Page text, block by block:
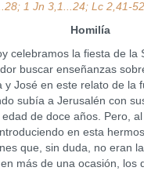
1 Jn 3,1...24; Lc 2,41-52
Homilía
celebramos la fiesta de la
buscar enseñanzas
y José en este relato de la
subía a Jerusalén con
edad de doce años. Pero,
en esta
que, sin duda, no eran
más de una ocasión, los